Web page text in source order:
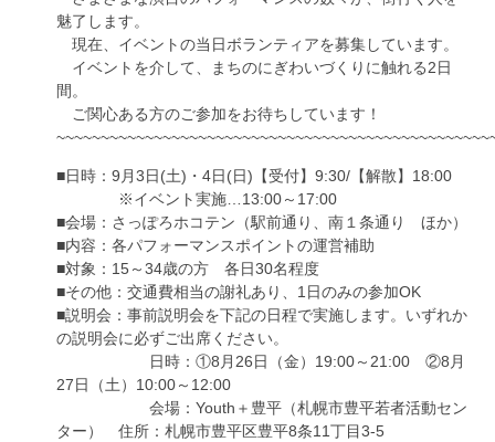
魅了します。
現在、イベントの当日ボランティアを募集しています。
イベントを介して、まちのにぎわいづくりに触れる2日
間。
ご関心ある方のご参加をお待ちしています！
■日時：9月3日(土)・4日(日)【受付】9:30/【解散】18:00
※イベント実施…13:00～17:00
■会場：さっぽろホコテン（駅前通り、南１条通り ほか）
■内容：各パフォーマンスポイントの運営補助
■対象：15～34歳の方 各日30名程度
■その他：交通費相当の謝礼あり、1日のみの参加OK
■説明会：事前説明会を下記の日程で実施します。いずれか
の説明会に必ずご出席ください。
日時：①8月26日（金）19:00～21:00 ②8月
27日（土）10:00～12:00
会場：Youth＋豊平（札幌市豊平若者活動セン
ター） 住所：札幌市豊平区豊平8条11丁目3-5